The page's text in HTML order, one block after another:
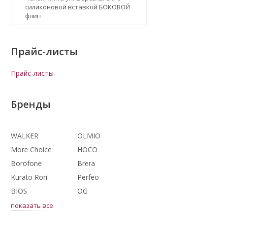
силиконовой вставкой БОКОВОЙ
флип
Прайс-листы
Прайс-листы
Бренды
WALKER
OLMIO
More Choice
HOCO
Borofone
Brera
Kurato Rori
Perfeo
BIOS
OG
показать все